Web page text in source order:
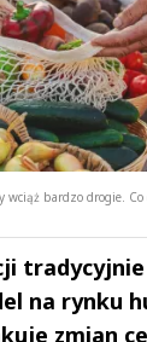
bardzo drogie.
tradycyjnie
na rynku
zmian